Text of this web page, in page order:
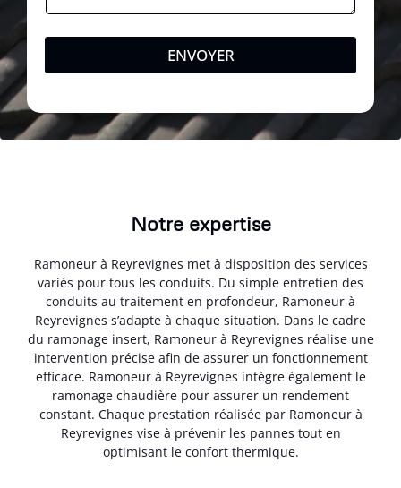
ENVOYER
Notre expertise
Ramoneur à Reyrevignes met à disposition des services
variés pour tous les conduits. Du simple entretien des
conduits au traitement en profondeur, Ramoneur à
Reyrevignes s’adapte à chaque situation. Dans le cadre
du ramonage insert, Ramoneur à Reyrevignes réalise une
intervention précise afin de assurer un fonctionnement
efficace. Ramoneur à Reyrevignes intègre également le
ramonage chaudière pour assurer un rendement
constant. Chaque prestation réalisée par Ramoneur à
Reyrevignes vise à prévenir les pannes tout en
optimisant le confort thermique.